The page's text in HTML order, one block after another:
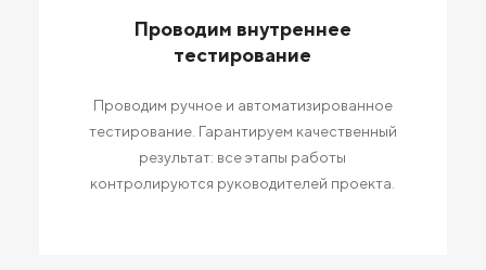
Проводим внутреннее
тестирование
Проводим ручное и автоматизированное
тестирование. Гарантируем качественный
результат: все этапы работы
контролируются руководителей проекта.